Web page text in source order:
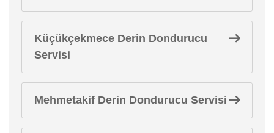
Küçükçekmece Derin Dondurucu
Servisi
Mehmetakif Derin Dondurucu Servisi